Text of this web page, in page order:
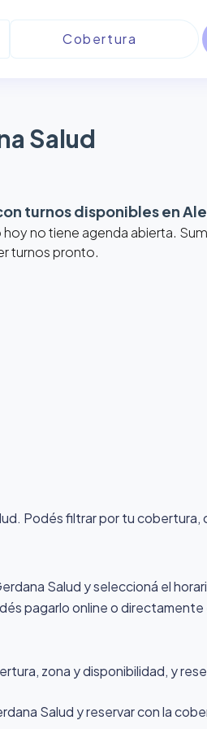
Salud
turnos disponibles en
no tiene agenda abierta.
turnos pronto.
. Podés filtrar por tu cobertura,
Salud y seleccioná el
pagarlo online o
zona y disponibilidad, y
Salud y reservar con la